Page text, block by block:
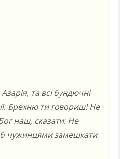
та всі бундючні
Брехню ти говориш! Не
наш, сказати: Не
чужинцями замешкати